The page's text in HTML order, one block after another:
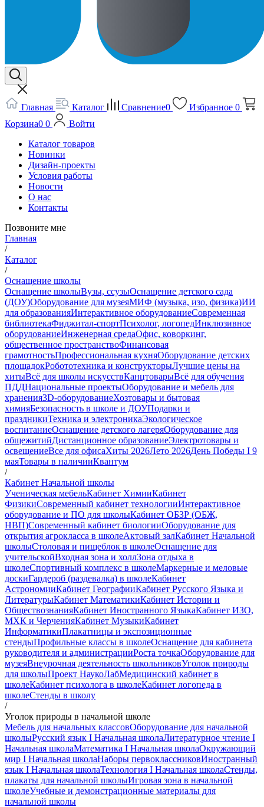
Главная Каталог Сравнение0 Избранное 0
Корзина0 0
Войти
Каталог товаров
Новинки
Дизайн-проекты
Условия работы
Новости
О нас
Контакты
Позвоните мне
Главная
/
Каталог
/
Оснащение школы
Оснащение школыВузы, ссузыОснащение детского сада
(ДОУ)Оборудование для музеяМИФ (музыка, изо, физика)ИИ
для образованияИнтерактивное оборудованиеСовременная
библиотекаФиджитал-спортПсихолог, логопедИнклюзивное
оборудованиеИнженерная средаОфис, коворкинг,
общественное пространствоФинансовая
грамотностьПрофессиональная кухняОборудование детских
площадокРобототехника и конструкторыЛучшие цены на
хитыВсё для школы искусствКанцтоварыВсё для обучения
ПДДНациональные проектыОборудование и мебель для
хранения3D-оборудованиеХозтовары и бытовая
химияБезопасность в школе и ДОУПодарки и
праздникиТехника и электроникаЭкологическое
воспитаниеОснащение детского лагеряОборудование для
общежитийДистанционное образованиеЭлектротовары и
освещениеВсе для офисаХиты 2026Лето 2026День Победы I 9
маяТовары в наличииКвантум
/
Кабинет Начальной школы
Ученическая мебельКабинет ХимииКабинет
ФизикиСовременный кабинет технологииИнтерактивное
оборудование и ПО для школыКабинет ОБЗР (ОБЖ,
НВП)Современный кабинет биологииОборудование для
открытия агрокласса в школеАктовый залКабинет Начальной
школыСтоловая и пищеблок в школеОснащение для
учительскойВходная зона и холлЗона отдыха в
школеСпортивный комплекс в школеМаркерные и меловые
доскиГардероб (раздевалка) в школеКабинет
АстрономииКабинет ГеографииКабинет Русского Языка и
ЛитературыКабинет МатематикиКабинет Истории и
ОбществознанияКабинет Иностранного ЯзыкаКабинет ИЗО,
МХК и ЧерченияКабинет МузыкиКабинет
ИнформатикиПлакатницы и экспозиционные
стендыПрофильные классы в школеОснащение для кабинета
руководителя и администрацииРоста точкаОборудование для
музеяВнеурочная деятельность школьниковУголок природы
для школыПроект НаукоЛабМедицинский кабинет в
школеКабинет психолога в школеКабинет логопеда в
школеСтенды в школу
/
Уголок природы в начальной школе
Мебель для начальных классовОборудование для начальной
школыРусский язык I Начальная школаЛитературное чтение I
Начальная школаМатематика I Начальная школаОкружающий
мир I Начальная школаНаборы первоклассниковИностранный
язык I Начальная школаТехнология I Начальная школаСтенды,
плакаты для начальной школыИгровая зона в начальной
школеУчебные и демонстрационные материалы для
начальной школы